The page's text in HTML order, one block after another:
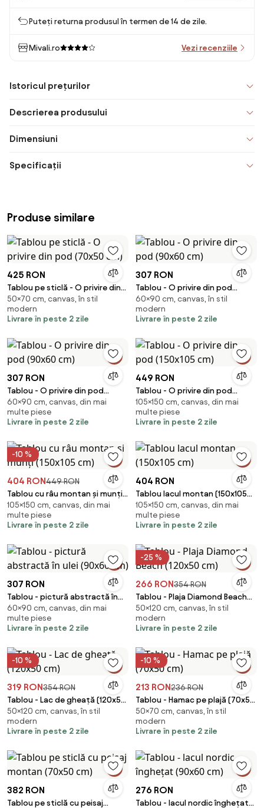
Puteți returna produsul în termen de 14 de zile.
Mivali.ro Vezi recenziile
Istoricul prețurilor
Descrierea produsului
Dimensiuni
Specificații
Produse similare
425 RON
Tablou pe sticlă - O privire din
pod (70x50 cm)
50×70 cm, canvas, în stil
modern
Livrare în peste 2 zile
307 RON
Tablou - O privire din pod
(90x60 cm)
60×90 cm, canvas, în stil
modern
Livrare în peste 2 zile
307 RON
Tablou - O privire din pod
(90x60 cm)
60×90 cm, canvas, din mai
multe piese
Livrare în peste 2 zile
449 RON
Tablou - O privire din pod
(150x105 cm)
105×150 cm, canvas, din mai
multe piese
Livrare în peste 2 zile
-10 %
404 RON449 RON
Tablou cu râu montan și munți
(150x105 cm)
105×150 cm, canvas, din mai
multe piese
Livrare în peste 2 zile
404 RON
Tablou lacul montan (150x105
cm)
105×150 cm, canvas, din mai
multe piese
Livrare în peste 2 zile
307 RON
Tablou - pictură abstractă în
ulei (90x60 cm)
60×90 cm, canvas, din mai
multe piese
Livrare în peste 2 zile
-25 %
266 RON354 RON
Tablou - Plaja Diamond Beach
(120x50 cm)
50×120 cm, canvas, în stil
modern
Livrare în peste 2 zile
-10 %
319 RON354 RON
Tablou - Lac de gheață (120x50
cm)
50×120 cm, canvas, în stil
modern
Livrare în peste 2 zile
-10 %
213 RON236 RON
Tablou - Hamac pe plajă (70x50
cm)
50×70 cm, canvas, în stil
modern
Livrare în peste 2 zile
382 RON
Tablou pe sticlă cu peisaj
276 RON
Tablou - lacul nordic înghețat